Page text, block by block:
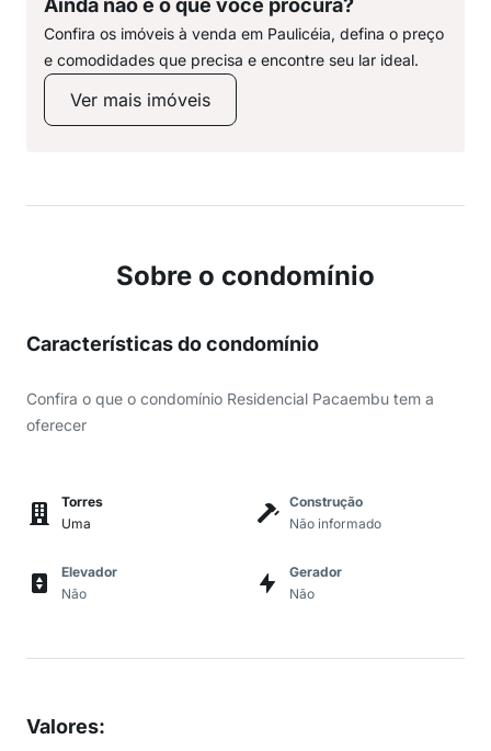
Ainda não é o que você procura?
Confira os imóveis à venda em Paulicéia, defina o preço
e comodidades que precisa e encontre seu lar ideal.
Ver mais imóveis
Sobre o condomínio
Características do condomínio
Confira o que o condomínio Residencial Pacaembu tem a
oferecer
Torres
Uma
Construção
Não informado
Elevador
Não
Gerador
Não
Valores: